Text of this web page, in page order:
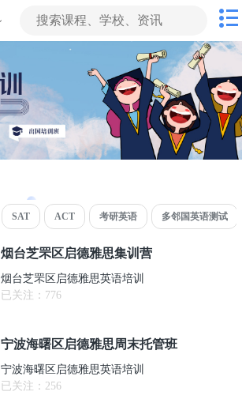
SAT ACT 考研英语 多邻国英语测试
烟台芝罘区启德雅思集训营
烟台芝罘区启德雅思英语培训
已关注： 776
宁波海曙区启德雅思周末托管班
宁波海曙区启德雅思英语培训
已关注： 256